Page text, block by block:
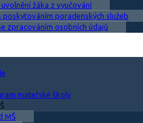
žáka z vyučování
poskytováním poradenských služeb
zpracováním osobních údajů
mateřské školy
MŠ